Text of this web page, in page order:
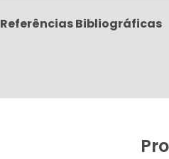
Referências Bibliográficas